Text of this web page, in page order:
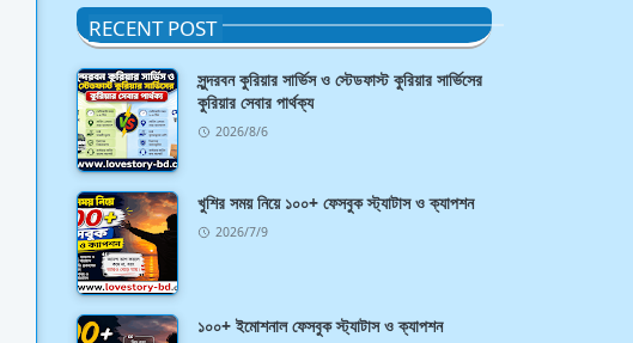
RECENT POST
সুন্দরবন কুরিয়ার সার্ভিস ও স্টেডফাস্ট কুরিয়ার সার্ভিসের
কুরিয়ার সেবার পার্থক্য
2026/8/6
খুশির সময় নিয়ে ১০০+ ফেসবুক স্ট্যাটাস ও ক্যাপশন
2026/7/9
১০০+ ইমোশনাল ফেসবুক স্ট্যাটাস ও ক্যাপশন